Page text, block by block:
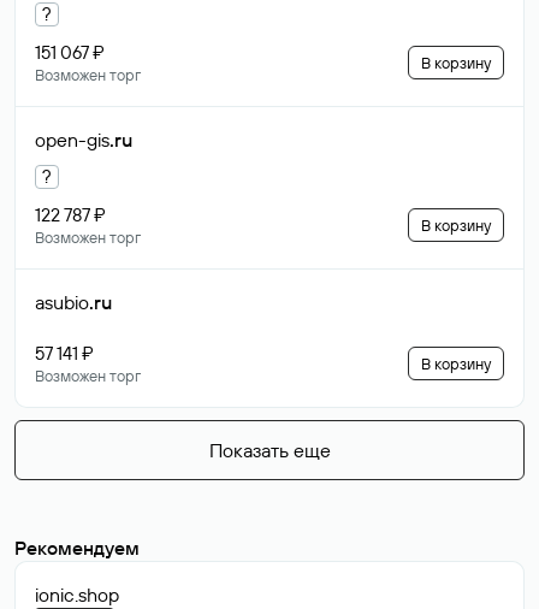
?
151 067 ₽
Возможен торг
В корзину
open-gis.ru
?
122 787 ₽
Возможен торг
В корзину
asubio.ru
57 141 ₽
Возможен торг
В корзину
Показать еще
Рекомендуем
ionic.shop